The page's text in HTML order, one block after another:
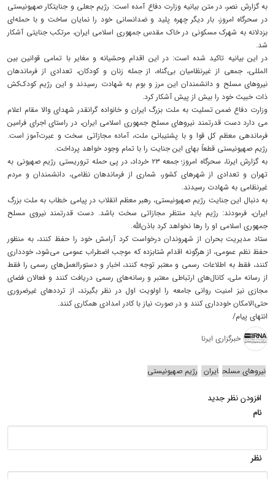
به گزارش نصر، در متن بیانیه وزارت دفاع آمده است: رژیم جعلی و جنایتکار صهیونیستی
در سحرگاه امروز، بار دیگر چهره‌ پلید و ضدانسانی خود را نمایان ساخت و با حمله‌ای
بزدلانه به شهرک مسکونی در خاک مقدس جمهوری اسلامی ایران، مرتکب جنایتی آشکار
شد.
در این بیانیه تاکید شده است: در این اقدام وحشیانه و مغایر با تمامی قوانین بین
المللی، جمعی از غیرنظامیان بی‌گناه، از جمله زنان و کودکان، تعدادی از فرماندهان
نیروهای مسلح و دانشمندان این مرز و بوم به شهادت رسیدند و این رژیم کودک‌کش
ذات خبیث خود را بیش از پیش آشکار کرد.
وزارت دفاع ضمن تسلیت به ملت بزرگ ایران و خانواده گرانقدر شهدای والا مقام اعلام
می دارد دست قدرتمند نیروهای مسلح جمهوری اسلامی ایران، در راستای اجرای فرامین
فرماندهی معظم کل قوا و با پشتیبانی ملت، آماده‌ مجازاتی سخت و عبرت‌آموز است.
رژیم صهیونیستی قطعاً بهای این جنایت را با تمام وجود خواهد پرداخت.
به گزارش ایرنا، سحرگاه امروز؛ جمعه ۲۳ خرداد، در پی حمله تروریستی رژیم صهیونی به
تهران و تعدادی از شهرهای کشور، شماری از فرماندهان نظامی، دانشمندان و مردم
غیرنظامی به شهادت رسیدند.
به دنبال این جنایت رژیم صهیونیستی، رهبر معظم انقلاب در پیامی خطاب به ملت بزرگ
ایران، فرمودند: رژیم باید منتظر مجازاتی سخت باشد. دست قدرتمند نیروی مسلح
جمهوری اسلامی او را رها نخواهد کرد باذن‌الله.
ستاد مدیریت بحران از شهروندان درخواست کرد آرامش خود را حفظ کنند، به منظور
حفظ نظم عمومی، از هرگونه اقدام شتابزده که موجب اضطراب عمومی می‌شود، خودداری
کنند، فقط به اطلاعات رسمی و معتبر توجه کنند، اخبار و دستورالعمل‌های رسمی را فقط
از رسانه ملی، کانال‌های ارتباطی معتبر و رسانه‌های رسمی دریافت کنند و فعالان فضای
مجازی نیز امنیت روانی جامعه را اولویت اول در نظر بگیرند، از ترددهای غیرضروری
حتی‌الامکان خودداری کنند و در صورت نیاز با کادر امدادی همکاری کنند.
انتهای پیام/
خبرگزاری ایرنا
نیروهای مسلح ایران رژیم صهیونیستی
افزودن نظر جدید
نام
نظر